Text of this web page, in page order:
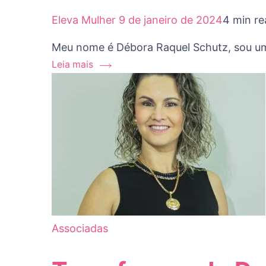
Eleva Mulher 9 de janeiro de 20244 min
Meu nome é Débora Raquel Schutz, sou
Leia mais
Associadas